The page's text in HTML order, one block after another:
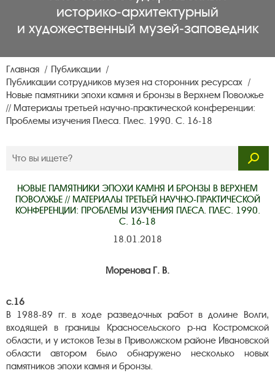
историко‑архитектурный
и художественный музей‑заповедник
Главная
Публикации
Публикации сотрудников музея на сторонних ресурсах
Новые памятники эпохи камня и бронзы в Верхнем Поволжье
// Материалы третьей научно-практической конференции:
Проблемы изучения Плеса. Плес. 1990. С. 16-18
НОВЫЕ ПАМЯТНИКИ ЭПОХИ КАМНЯ И БРОНЗЫ В ВЕРХНЕМ
ПОВОЛЖЬЕ // МАТЕРИАЛЫ ТРЕТЬЕЙ НАУЧНО-ПРАКТИЧЕСКОЙ
КОНФЕРЕНЦИИ: ПРОБЛЕМЫ ИЗУЧЕНИЯ ПЛЕСА. ПЛЕС. 1990.
С. 16-18
18.01.2018
Моренова Г. В.
с.16
В 1988-89 гг. в ходе разведочных работ в долине Волги,
входя­щей в границы Красносельского р-на Костромской
области, и у исто­ков Тезы в Приволжском районе Ивановской
области автором было обна­ружено несколько новых
памятников эпохи камня и бронзы.